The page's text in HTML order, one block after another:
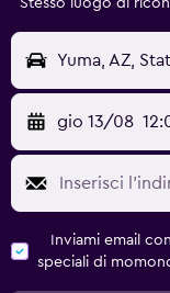
Stesso luogo di
Yuma, AZ,
gio 13/08
Inviami email
speciali di